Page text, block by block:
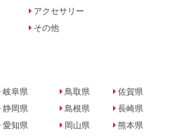
アクセサリー
その他
岐阜県
静岡県
愛知県
鳥取県
島根県
岡山県
佐賀県
長崎県
熊本県